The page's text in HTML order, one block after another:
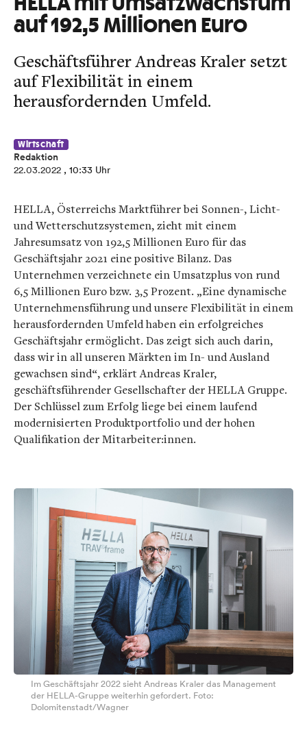
HELLA mit Umsatzwachstum
auf 192,5 Millionen Euro
Geschäftsführer Andreas Kraler setzt
auf Flexibilität in einem
herausfordernden Umfeld.
Wirtschaft
Redaktion
22.03.2022 , 10:33 Uhr
HELLA, Österreichs Marktführer bei Sonnen-, Licht-
und Wetterschutzsystemen, zieht mit einem
Jahresumsatz von 192,5 Millionen Euro für das
Geschäftsjahr 2021 eine positive Bilanz. Das
Unternehmen verzeichnete ein Umsatzplus von rund
6,5 Millionen Euro bzw. 3,5 Prozent. „Eine dynamische
Unternehmensführung und unsere Flexibilität in einem
herausfordernden Umfeld haben ein erfolgreiches
Geschäftsjahr ermöglicht. Das zeigt sich auch darin,
dass wir in all unseren Märkten im In- und Ausland
gewachsen sind“, erklärt Andreas Kraler,
geschäftsführender Gesellschafter der HELLA Gruppe.
Der Schlüssel zum Erfolg liege bei einem laufend
modernisierten Produktportfolio und der hohen
Qualifikation der Mitarbeiter:innen.
Im Geschäftsjahr 2022 sieht Andreas Kraler das Management
der HELLA-Gruppe weiterhin gefordert. Foto:
Dolomitenstadt/Wagner